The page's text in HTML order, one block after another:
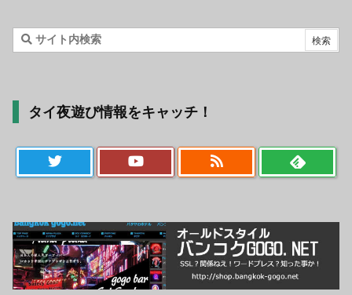
タイ夜遊び情報をキャッチ！